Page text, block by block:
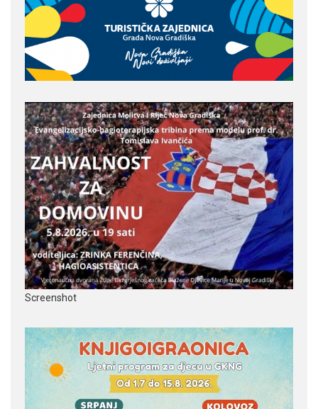
Screenshot